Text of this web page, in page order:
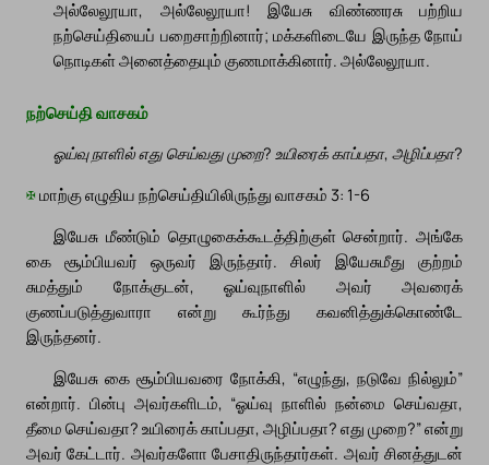
அல்லேலூயா, அல்லேலூயா! இயேசு விண்ணரசு பற்றிய
நற்செய்தியைப் பறைசாற்றினார்; மக்களிடையே இருந்த நோய்
நொடிகள் அனைத்தையும் குணமாக்கினார். அல்லேலூயா.
நற்செய்தி வாசகம்
ஓய்வு நாளில் எது செய்வது முறை? உயிரைக் காப்பதா, அழிப்பதா?
✠ மாற்கு எழுதிய நற்செய்தியிலிருந்து வாசகம் 3: 1-6
இயேசு மீண்டும் தொழுகைக்கூடத்திற்குள் சென்றார். அங்கே
கை சூம்பியவர் ஒருவர் இருந்தார். சிலர் இயேசுமீது குற்றம்
சுமத்தும் நோக்குடன், ஓய்வுநாளில் அவர் அவரைக்
குணப்படுத்துவாரா என்று கூர்ந்து கவனித்துக்கொண்டே
இருந்தனர்.
இயேசு கை சூம்பியவரை நோக்கி, “எழுந்து, நடுவே நில்லும்”
என்றார். பின்பு அவர்களிடம், “ஓய்வு நாளில் நன்மை செய்வதா,
தீமை செய்வதா? உயிரைக் காப்பதா, அழிப்பதா? எது முறை?” என்று
அவர் கேட்டார். அவர்களோ பேசாதிருந்தார்கள். அவர் சினத்துடன்